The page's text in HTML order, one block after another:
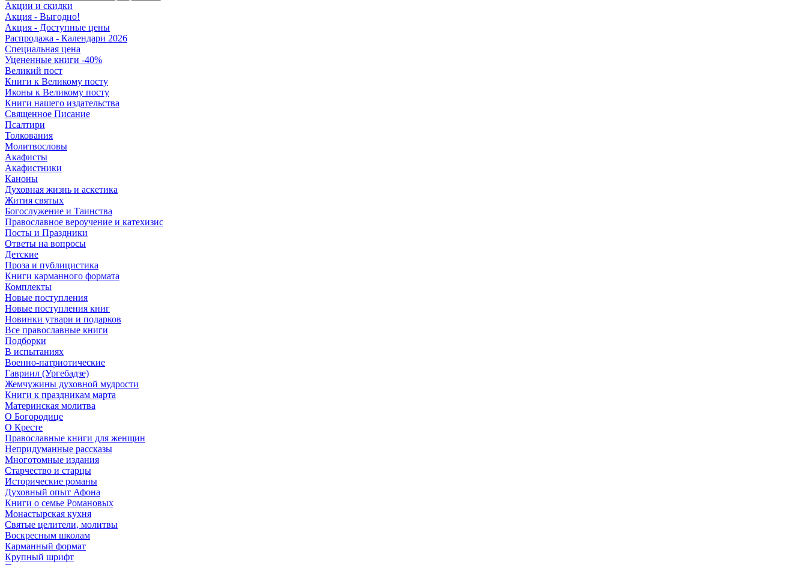
Акции и скидки
Акция - Выгодно!
Акция - Доступные цены
Распродажа - Календари 2026
Специальная цена
Уцененные книги -40%
Великий пост
Книги к Великому посту
Иконы к Великому посту
Книги нашего издательства
Священное Писание
Псалтири
Толкования
Молитвословы
Акафисты
Акафистники
Каноны
Духовная жизнь и аскетика
Жития святых
Богослужение и Таинства
Православное вероучение и катехизис
Посты и Праздники
Ответы на вопросы
Детские
Проза и публицистика
Книги карманного формата
Комплекты
Новые поступления
Новые поступления книг
Новинки утвари и подарков
Все православные книги
Подборки
В испытаниях
Военно-патриотические
Гавриил (Ургебадзе)
Жемчужины духовной мудрости
Книги к праздникам марта
Материнская молитва
О Богородице
О Кресте
Православные книги для женщин
Непридуманные рассказы
Многотомные издания
Старчество и старцы
Исторические романы
Духовный опыт Афона
Книги о семье Романовых
Монастырская кухня
Святые целители, молитвы
Воскресным школам
Карманный формат
Крупный шрифт